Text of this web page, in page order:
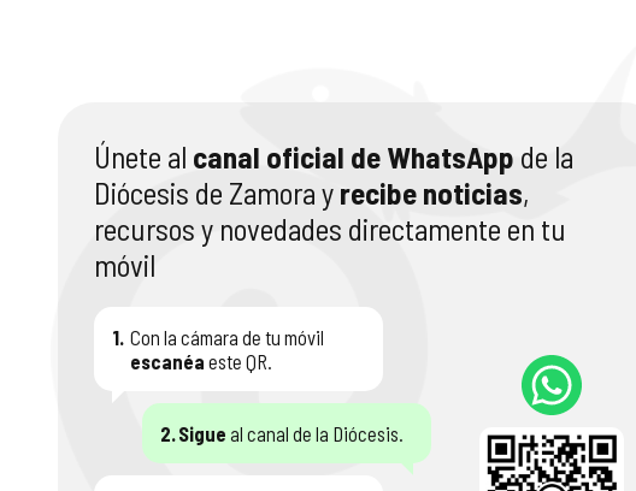
Únete al canal oficial de WhatsApp de la
Diócesis de Zamora y recibe noticias,
recursos y novedades directamente en tu
móvil
1. Con la cámara de tu móvil
escanéa este QR.
2.Sigue al canal de la Diócesis.